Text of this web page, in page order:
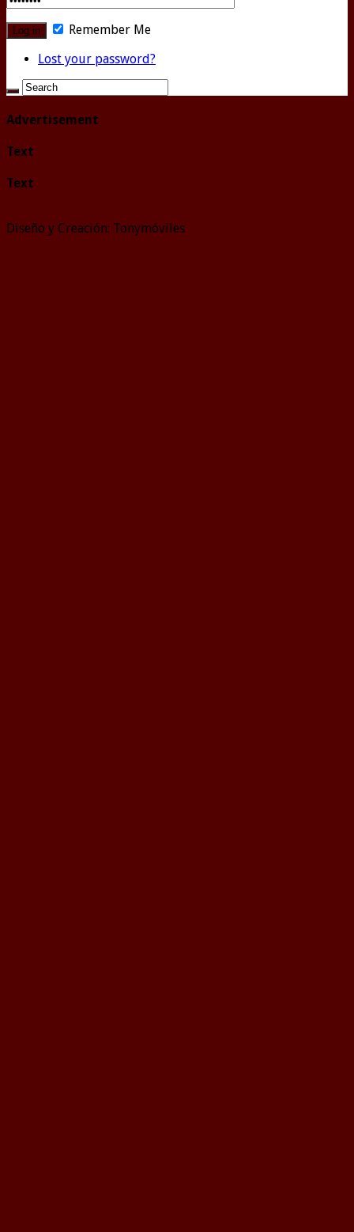
Remember Me
Lost your password?
Advertisement
Text
Text
Diseño y Creación: Tonymóviles